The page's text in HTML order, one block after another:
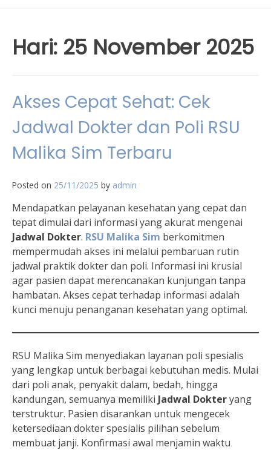
Hari: 25 November 2025
Akses Cepat Sehat: Cek
Jadwal Dokter dan Poli RSU
Malika Sim Terbaru
Posted on 25/11/2025 by admin
Mendapatkan pelayanan kesehatan yang cepat dan
tepat dimulai dari informasi yang akurat mengenai
Jadwal Dokter. RSU Malika Sim berkomitmen
mempermudah akses ini melalui pembaruan rutin
jadwal praktik dokter dan poli. Informasi ini krusial
agar pasien dapat merencanakan kunjungan tanpa
hambatan. Akses cepat terhadap informasi adalah
kunci menuju penanganan kesehatan yang optimal.
RSU Malika Sim menyediakan layanan poli spesialis
yang lengkap untuk berbagai kebutuhan medis. Mulai
dari poli anak, penyakit dalam, bedah, hingga
kandungan, semuanya memiliki Jadwal Dokteryang
terstruktur. Pasien disarankan untuk mengecek
ketersediaan dokter spesialis pilihan sebelum
membuat janji. Konfirmasi awal menjamin waktu